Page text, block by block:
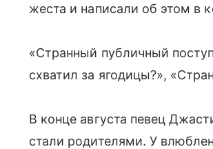
жеста и написали об этом в
«Странный публичный
схватил за ягодицы?»,
В конце августа певец
стали родителями. У